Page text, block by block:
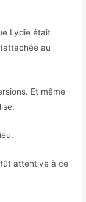
Lydie était
au
Et même
fût attentive à ce